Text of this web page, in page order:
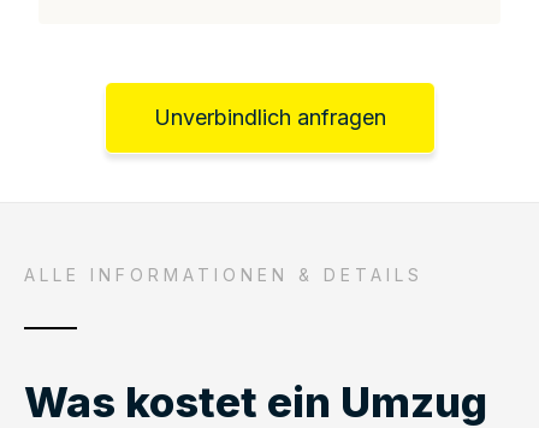
Unverbindlich anfragen
ALLE INFORMATIONEN & DETAILS
Was kostet ein Umzug